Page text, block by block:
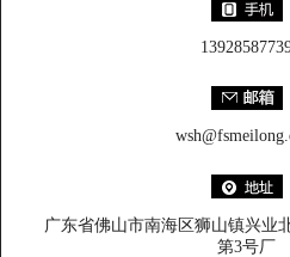
广东省佛山市南海区狮山镇兴业
第3号厂